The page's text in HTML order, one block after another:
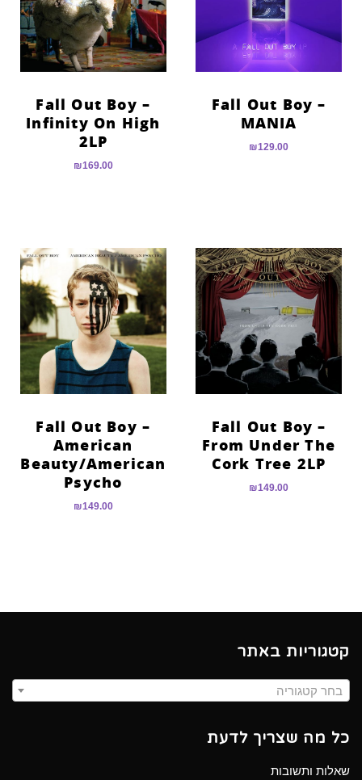
Fall Out Boy –
MANIA
₪129.00
Fall Out Boy –
Infinity On High
2LP
₪169.00
Fall Out Boy –
From Under The
Cork Tree 2LP
₪149.00
Fall Out Boy –
American
Beauty/American
Psycho
₪149.00
קטגוריות באתר
בחר קטגוריה
כל מה שצריך לדעת
שאלות ותשובות